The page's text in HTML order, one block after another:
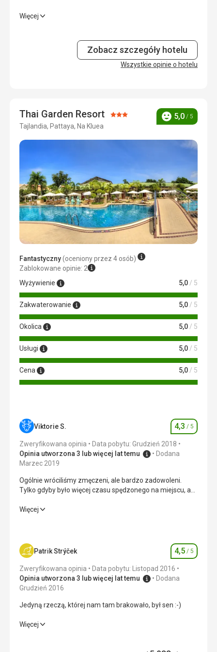
3,0 / 5
3,0/ 5
Więcej
Zobacz szczegóły hotelu
Wszystkie opinie o hotelu
Thai Garden Resort Ocena:
Tajlandia, Pattaya, Na Kluea
Ocena
5,0 / 5
Fantastyczny(oceniony przez 4 osób)
Zablokowane opinie: 2
Wyżywienie
5,0 / 5
Zakwaterowanie 5,0 / 5
Okolica 5,0 / 5
Usługi 5,0 / 5
Cena 5,0 / 5
Viktorie S. Ocena
4,3 / 5
Zweryfikowana opinia
Data pobytu: Grudzień 2018
Opinia utworzona 3 lub więcej lat temu
Dodana
Marzec 2019
Ogólnie wróciliśmy zmęczeni, ale bardzo zadowoleni.
Tylko gdyby było więcej czasu spędzonego na miejscu, a
24 godziny.
Ogólnie wróciliśmy zmęczeni, ale bardzo zadowoleni.
Wyżywienie 4,0/ 5
Zakwaterowanie 4,0
Więcej
Patrik Strýček Ocena
4,5 / 5
Zweryfikowana opinia
Data pobytu: Listopad 2016
Opinia utworzona 3 lub więcej lat temu
Dodana
Grudzień 2016
Jedyną rzeczą, której nam tam brakowało, był sen :-)
Jedyną rzeczą, której nam tam brakowało, był sen :-)
Więcej